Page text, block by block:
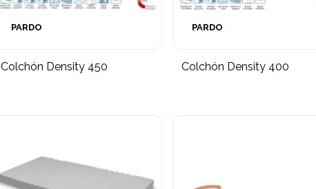
Colchón Density 450
PARDO
Colchón Density 400
PARDO